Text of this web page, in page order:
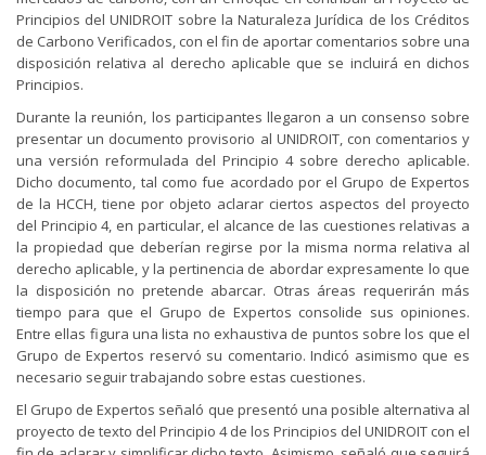
Principios del UNIDROIT sobre la Naturaleza Jurídica de los Créditos
de Carbono Verificados, con el fin de aportar comentarios sobre una
disposición relativa al derecho aplicable que se incluirá en dichos
Principios.
Durante la reunión, los participantes llegaron a un consenso sobre
presentar un documento provisorio al UNIDROIT, con comentarios y
una versión reformulada del Principio 4 sobre derecho aplicable.
Dicho documento, tal como fue acordado por el Grupo de Expertos
de la HCCH, tiene por objeto aclarar ciertos aspectos del proyecto
del Principio 4, en particular, el alcance de las cuestiones relativas a
la propiedad que deberían regirse por la misma norma relativa al
derecho aplicable, y la pertinencia de abordar expresamente lo que
la disposición no pretende abarcar. Otras áreas requerirán más
tiempo para que el Grupo de Expertos consolide sus opiniones.
Entre ellas figura una lista no exhaustiva de puntos sobre los que el
Grupo de Expertos reservó su comentario. Indicó asimismo que es
necesario seguir trabajando sobre estas cuestiones.
El Grupo de Expertos señaló que presentó una posible alternativa al
proyecto de texto del Principio 4 de los Principios del UNIDROIT con el